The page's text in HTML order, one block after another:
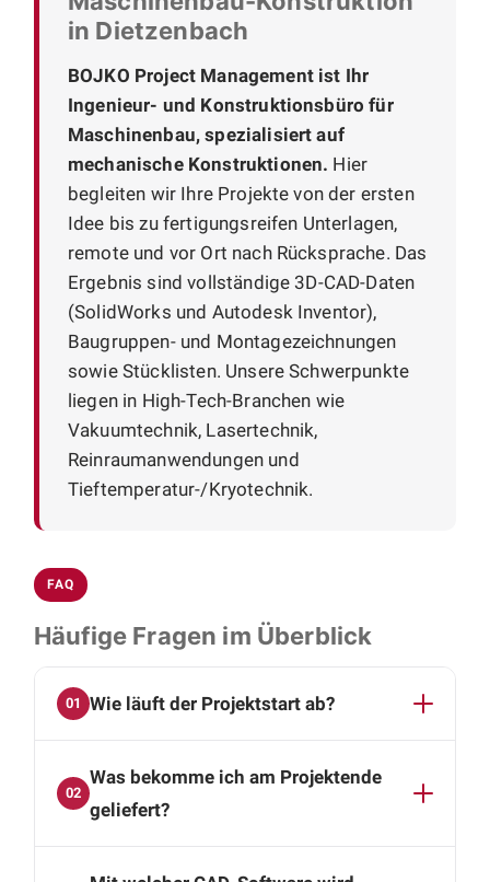
in Dietzenbach
BOJKO Project Management ist Ihr
Ingenieur- und Konstruktionsbüro für
Maschinenbau, spezialisiert auf
mechanische Konstruktionen. Hier
begleiten wir Ihre Projekte von der ersten
Idee bis zu fertigungsreifen Unterlagen,
remote und vor Ort nach Rücksprache. Das
Ergebnis sind vollständige 3D-CAD-Daten
(SolidWorks und Autodesk Inventor),
Baugruppen- und Montagezeichnungen
sowie Stücklisten. Unsere Schwerpunkte
liegen in High-Tech-Branchen wie
Vakuumtechnik, Lasertechnik,
Reinraumanwendungen und
Tieftemperatur-/Kryotechnik.
FAQ
Häufige Fragen im Überblick
01 Wie läuft der Projektstart ab?
Termin, einer Videokonferenz, lernen wir uns
kennen und klären, ob Aufgabenstellung und
02
Was bekomme ich am Projektende
geliefert?